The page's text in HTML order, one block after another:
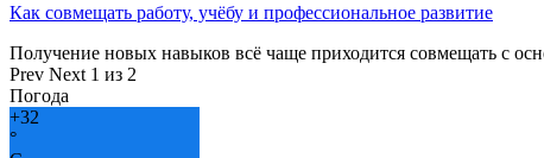
Как совмещать работу, учёбу и профессиональное развитие
Получение новых навыков всё чаще приходится совмещать с
Prev Next 1 из 2
Погода
+32
°